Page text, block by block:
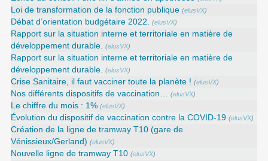
Loi de transformation de la fonction publique (elusVX)
Débat d’orientation budgétaire 2022. (elusVX)
Rapport sur la situation interne et territoriale en matière de
développement durable. (elusVX)
Rapport sur la situation interne et territoriale en matière de
développement durable. (elusVX)
Crise Sanitaire, il faut vacciner toute la planète ! (elusVX)
Nos différents dispositifs de vaccination… (elusVX)
Le chiffre du mois : 1% (elusVX)
Évolution du dispositif de vaccination contre la COVID-19 (elusVX)
Création de la ligne de tramway T10 (gare de
Vénissieux/Gerland) (elusVX)
Nouvelle ligne de tramway T10 (elusVX)